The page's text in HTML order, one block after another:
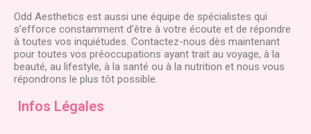
Odd Aesthetics est aussi une équipe de spécialistes qui
s’efforce constamment d’être à votre écoute et de répondre
à toutes vos inquiétudes. Contactez-nous dès maintenant
pour toutes vos préoccupations ayant trait au voyage, à la
beauté, au lifestyle, à la santé ou à la nutrition et nous vous
répondrons le plus tôt possible.
Infos Légales